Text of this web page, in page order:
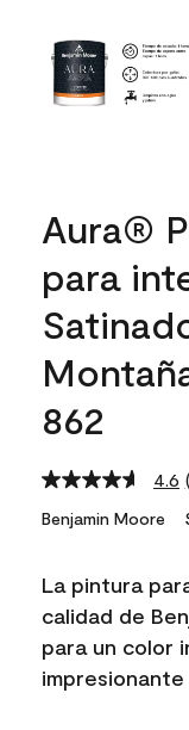
Aura®
para
862
4.6
Benjamin Moore
La pintura
calidad de
para un color